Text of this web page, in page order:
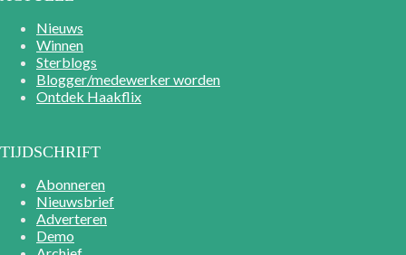
Nieuws
Winnen
Sterblogs
Blogger/medewerker worden
Ontdek Haakflix
TIJDSCHRIFT
Abonneren
Nieuwsbrief
Adverteren
Demo